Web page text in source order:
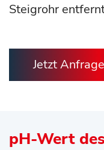
Steigrohr
Jetzt
pH-Wert